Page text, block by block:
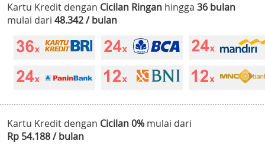
Kartu Kredit dengan Cicilan Ringan hingga 36 bulan
mulai dari 48.342 / bulan
Kartu Kredit dengan Cicilan 0% mulai dari
Rp 54.188 / bulan